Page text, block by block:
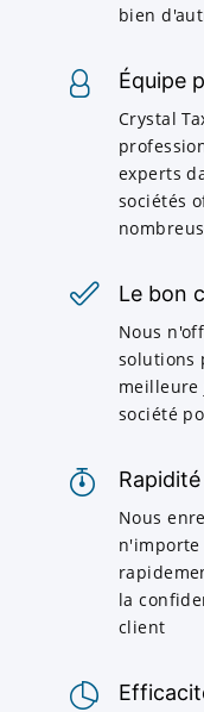
bien
Équipe
Crystal
experts
sociétés
Le bon
Nous
solutions
société
Nous
la
client